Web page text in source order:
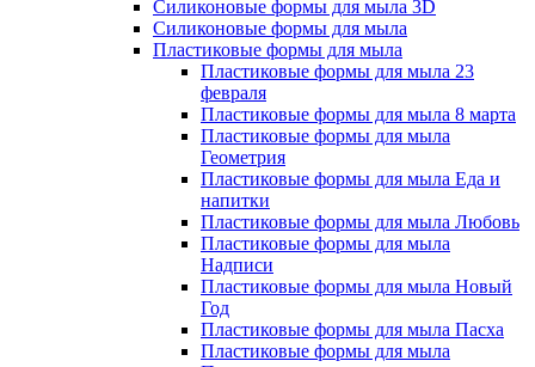
Силиконовые формы для мыла 3D
Силиконовые формы для мыла
Пластиковые формы для мыла
Пластиковые формы для мыла 23
февраля
Пластиковые формы для мыла 8 марта
Пластиковые формы для мыла
Геометрия
Пластиковые формы для мыла Еда и
напитки
Пластиковые формы для мыла Любовь
Пластиковые формы для мыла
Надписи
Пластиковые формы для мыла Новый
Год
Пластиковые формы для мыла Пасха
Пластиковые формы для мыла